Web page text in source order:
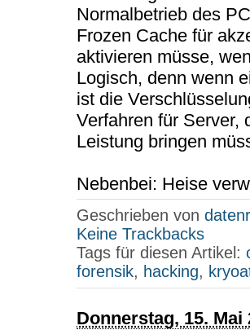
Normalbetrieb des
Frozen Cache für
aktivieren müsse,
Logisch, denn wenn
ist die
Verfahren für Server,
Leistung bringen
Nebenbei: Heise
Geschrieben von
Keine Trackbacks
Tags für diesen Artikel:
forensik, hacking,
Donnerstag, 15. Mai